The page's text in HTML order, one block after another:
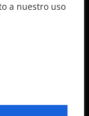
a nuestro uso